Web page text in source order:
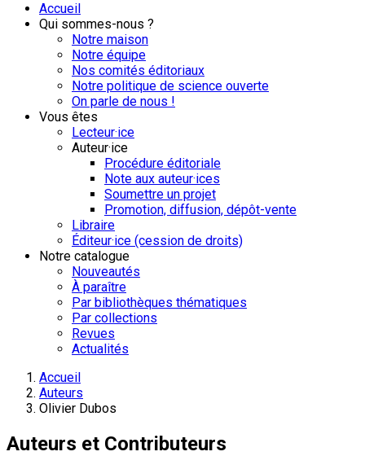
Accueil
Qui sommes-nous ?
Notre maison
Notre équipe
Nos comités éditoriaux
Notre politique de science ouverte
On parle de nous !
Vous êtes
Lecteur·ice
Auteur·ice
Procédure éditoriale
Note aux auteur·ices
Soumettre un projet
Promotion, diffusion, dépôt-vente
Libraire
Éditeur·ice (cession de droits)
Notre catalogue
Nouveautés
À paraître
Par bibliothèques thématiques
Par collections
Revues
Actualités
Accueil
Auteurs
Olivier Dubos
Auteurs et Contributeurs